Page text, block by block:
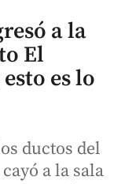
a la
El
es lo
ductos del
a la sala